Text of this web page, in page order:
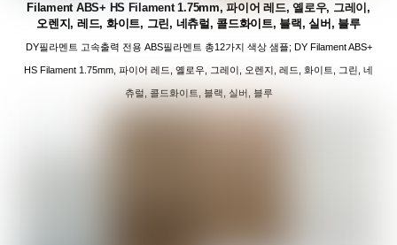
Filament ABS+ HS Filament 1.75mm, 파이어 레드, 옐로우, 그레이,
오렌지, 레드, 화이트, 그린, 네츄럴, 콜드화이트, 블랙, 실버, 블루
DY필라멘트 고속출력 전용 ABS필라멘트 총12가지 색상 샘플; DY Filament ABS+
HS Filament 1.75mm, 파이어 레드, 옐로우, 그레이, 오렌지, 레드, 화이트, 그린, 네
츄럴, 콜드화이트, 블랙, 실버, 블루